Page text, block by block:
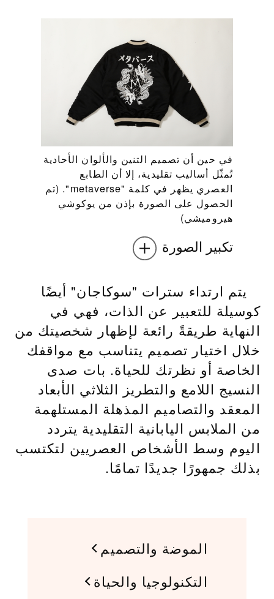
في حين أن تصميم التنين والألوان الأحادية
تُمثّل أساليب تقليدية، إلا أن الطابع
العصري يظهر في كلمة "metaverse". (تم
الحصول على الصورة بإذن من يوكوشي
هيروميشي)
تكبير الصورة
يتم ارتداء سترات "سوكاجان" أيضًا
كوسيلة للتعبير عن الذات، فهي في
النهاية طريقةً رائعة لإظهار شخصيتك من
خلال اختيار تصميم يتناسب مع مواقفك
الخاصة أو نظرتك للحياة. بات صدى
النسيج اللامع والتطريز الثلاثي الأبعاد
المعقد والتصاميم المذهلة المستلهمة
من الملابس اليابانية التقليدية يتردد
اليوم وسط الأشخاص العصريين لتكتسب
بذلك جمهورًا جديدًا تمامًا.
الموضة والتصميم
التكنولوجيا والحياة